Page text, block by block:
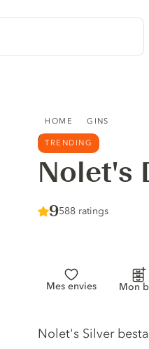
HOME GINS
TRENDING
Nolet's
Score :
9/ 10
588 ratings
Mes envies Mon
Gin description
Nolet's Silver